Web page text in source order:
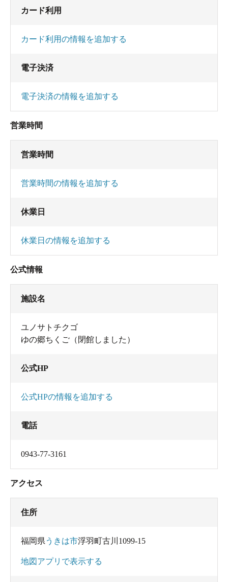
カード利用
カード利用の情報を追加する
電子決済
電子決済の情報を追加する
営業時間
営業時間
営業時間の情報を追加する
休業日
休業日の情報を追加する
公式情報
施設名
ユノサトチクゴ
ゆの郷ちくご（閉館しました）
公式HP
公式HPの情報を追加する
電話
0943-77-3161
アクセス
住所
福岡県 うきは市浮羽町古川1099-15
地図アプリで表示する